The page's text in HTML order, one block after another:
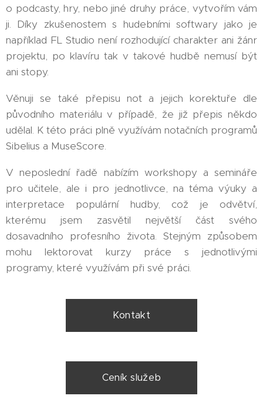
o podcasty, hry, nebo jiné druhy práce, vytvořím vám
ji. Díky zkušenostem s hudebními softwary jako je
například FL Studio není rozhodující charakter ani žánr
projektu, po klavíru tak v takové hudbě nemusí být
ani stopy.
Věnuji se také přepisu not a jejich korektuře dle
původního materiálu v případě, že již přepis někdo
udělal. K této práci plně využívám notačních programů
Sibelius a MuseScore.
V neposlední řadě nabízím workshopy a semináře
pro učitele, ale i pro jednotlivce, na téma výuky a
interpretace populární hudby, což je odvětví,
kterému jsem zasvětil největší část svého
dosavadního profesního života. Stejným způsobem
mohu lektorovat kurzy práce s jednotlivými
programy, které využívám při své práci.
Kontakt
Ceník služeb